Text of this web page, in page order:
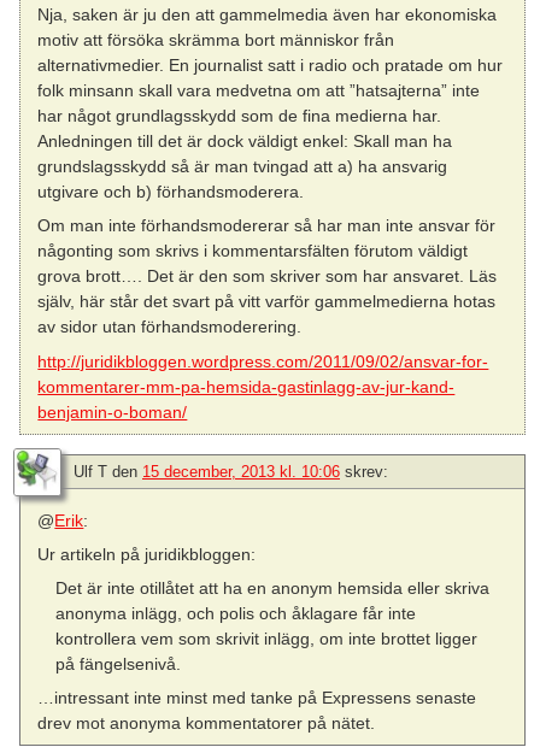
Nja, saken är ju den att gammelmedia även har ekonomiska
motiv att försöka skrämma bort människor från
alternativmedier. En journalist satt i radio och pratade om hur
folk minsann skall vara medvetna om att ”hatsajterna” inte
har något grundlagsskydd som de fina medierna har.
Anledningen till det är dock väldigt enkel: Skall man ha
grundslagsskydd så är man tvingad att a) ha ansvarig
utgivare och b) förhandsmoderera.
Om man inte förhandsmodererar så har man inte ansvar för
någonting som skrivs i kommentarsfälten förutom väldigt
grova brott…. Det är den som skriver som har ansvaret. Läs
själv, här står det svart på vitt varför gammelmedierna hotas
av sidor utan förhandsmoderering.
http://juridikbloggen.wordpress.com/2011/09/02/ansvar-for-
kommentarer-mm-pa-hemsida-gastinlagg-av-jur-kand-
benjamin-o-boman/
Ulf T den 15 december, 2013 kl. 10:06 skrev:
@Erik:
Ur artikeln på juridikbloggen:
Det är inte otillåtet att ha en anonym hemsida eller skriva
anonyma inlägg, och polis och åklagare får inte
kontrollera vem som skrivit inlägg, om inte brottet ligger
på fängelsenivå.
…intressant inte minst med tanke på Expressens senaste
drev mot anonyma kommentatorer på nätet.